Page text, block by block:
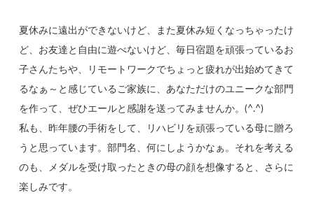
夏休みに遠出ができないけど、また夏休み短くなっちゃったけ
ど、お友達と自由に遊べないけど、毎日宿題を頑張っているお
子さんたちや、リモートワークでちょっと疲れが出始めてきて
るなぁ～と感じているご家族に、あなただけのユニークな部門
を作って、ぜひエールと感謝を送ってみませんか。(^.^)
私も、昨年腰の手術をして、リハビリを頑張っている母に贈ろ
うと思っています。部門名、何にしようかなぁ。それを考える
のも、メダルを受け取ったときの母の顔を想像すると、さらに
楽しみです。